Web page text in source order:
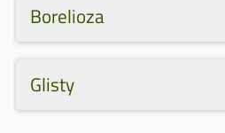
Borelioza
Glisty